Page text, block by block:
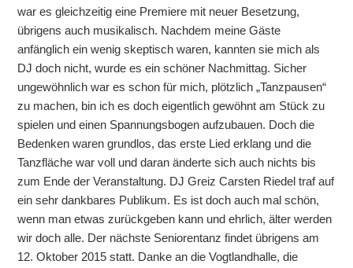
war es gleichzeitig eine Premiere mit neuer Besetzung,
übrigens auch musikalisch. Nachdem meine Gäste
anfänglich ein wenig skeptisch waren, kannten sie mich als
DJ doch nicht, wurde es ein schöner Nachmittag. Sicher
ungewöhnlich war es schon für mich, plötzlich „Tanzpausen“
zu machen, bin ich es doch eigentlich gewöhnt am Stück zu
spielen und einen Spannungsbogen aufzubauen. Doch die
Bedenken waren grundlos, das erste Lied erklang und die
Tanzfläche war voll und daran änderte sich auch nichts bis
zum Ende der Veranstaltung. DJ Greiz Carsten Riedel traf auf
ein sehr dankbares Publikum. Es ist doch auch mal schön,
wenn man etwas zurückgeben kann und ehrlich, älter werden
wir doch alle. Der nächste Seniorentanz findet übrigens am
12. Oktober 2015 statt. Danke an die Vogtlandhalle, die